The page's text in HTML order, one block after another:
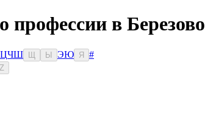
профессии в Березово
ЦЧШ Ы ЭЮ Я
#
Z